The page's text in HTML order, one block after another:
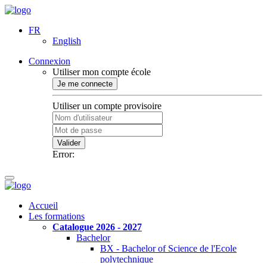
FR
English
Connexion
Utiliser mon compte école
Je me connecte
Utiliser un compte provisoire
Valider
Error:
Accueil
Les formations
Catalogue 2026 - 2027
Bachelor
BX - Bachelor of Science de l'Ecole
polytechnique